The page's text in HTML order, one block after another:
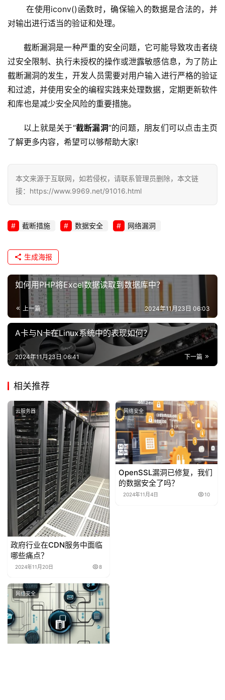
在使用iconv()函数时，确保输入的数据是合法的，并
对输出进行适当的验证和处理。
截断漏洞是一种严重的安全问题，它可能导致攻击者绕
过安全限制、执行未授权的操作或泄露敏感信息，为了防止
截断漏洞的发生，开发人员需要对用户输入进行严格的验证
和过滤，并使用安全的编程实践来处理数据，定期更新软件
和库也是减少安全风险的重要措施。
以上就是关于“截断漏洞”的问题，朋友们可以点击主页
了解更多内容，希望可以够帮助大家!
本文来源于互联网，如若侵权，请联系管理员删除，本文链
接：https://www.9969.net/91016.html
截断措施 数据安全 网络漏洞
生成海报
如何用PHP将Excel数据读取到数据库中？
上一篇 2024年11月23日 06:03
A卡与N卡在Linux系统中的表现如何？
下一篇
2024年11月23日 06:41
相关推荐
云服务器
政府行业在CDN服务中面临
哪些痛点？
2024年11月20日 8
网络安全
OpenSSL漏洞已修复，我们
的数据安全了吗？
2024年11月4日 10
网络安全